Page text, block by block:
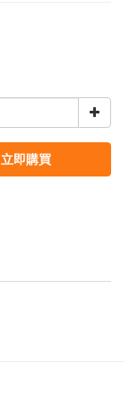
立即購買